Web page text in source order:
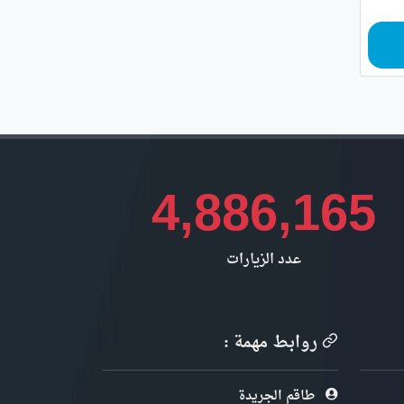
4,886,165
عدد الزيارات
روابط مهمة :
طاقم الجريدة